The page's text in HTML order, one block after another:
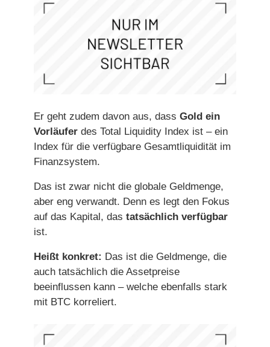
Er geht zudem davon aus, dass Gold ein
Vorläufer des Total Liquidity Index ist – ein
Index für die verfügbare Gesamtliquidität im
Finanzsystem.
Das ist zwar nicht die globale Geldmenge,
aber eng verwandt. Denn es legt den Fokus
auf das Kapital, das tatsächlich verfügbar
ist.
Heißt konkret: Das ist die Geldmenge, die
auch tatsächlich die Assetpreise
beeinflussen kann – welche ebenfalls stark
mit BTC korreliert.